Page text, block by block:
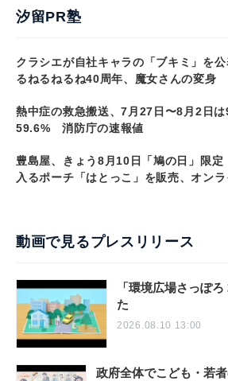
汐留PR塾
クラシエが自社キャラの「ブキミ」を
るねるねるね40周年、魔女さんの変身
熱中症の救急搬送、7月27日〜8月2日
59.6% 消防庁の速報値
豊島屋、きょう8月10日「鳩の日」限
入るポーチ「はとっこ」を販売、オン
動画で見るプレスリリース
「環境広場さっぽ
た
2026.08.10 13:00
政府全体でこども・若